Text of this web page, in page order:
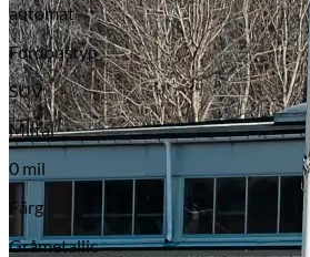
Opel
automat
Fordonstyp
SUV
Miltal
0 mil
Färg
Gråmetallic